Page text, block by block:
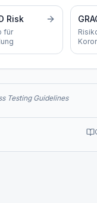
Risk
für
Testing Guidelines